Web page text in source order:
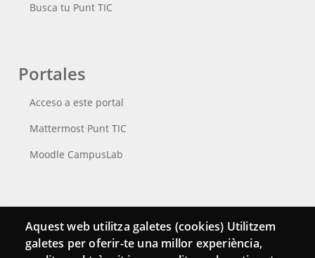
Busca tu Punt TIC
Portales
Acceso a este portal
Mattermost Punt TIC
Moodle CampusLab
Conecta
Contacto
Aquest web utilitza galetes (cookies) Utilitzem
galetes per oferir-te una millor experiència,